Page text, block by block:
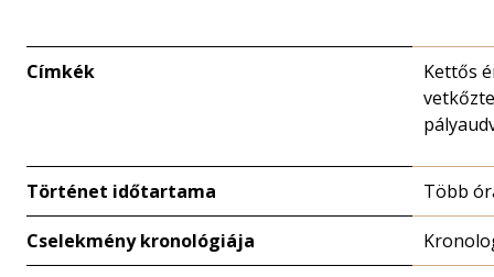
Címkék
Kettős
Történet időtartama Több
Cselekmény kronológiája